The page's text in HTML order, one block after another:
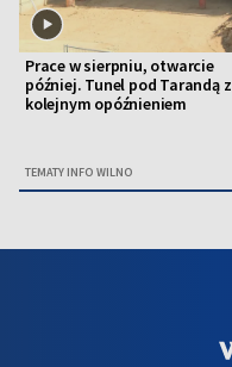
Prace w sierpniu, otwarcie
później. Tunel pod Tarandą z
kolejnym opóźnieniem
TEMATY INFO WILNO